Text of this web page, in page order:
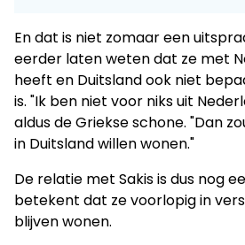
En dat is niet zomaar een
eerder laten weten dat ze met
heeft en Duitsland ook niet
is. "Ik ben niet voor niks uit
aldus de Griekse schone. "Dan
in Duitsland willen wonen."
De relatie met Sakis is dus nog
betekent dat ze voorlopig in
blijven wonen.